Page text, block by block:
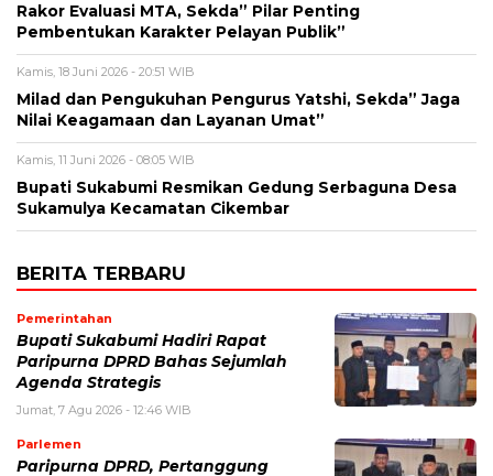
Rakor Evaluasi MTA, Sekda” Pilar Penting
Pembentukan Karakter Pelayan Publik”
Kamis, 18 Juni 2026 - 20:51 WIB
Milad dan Pengukuhan Pengurus Yatshi, Sekda” Jaga
Nilai Keagamaan dan Layanan Umat”
Kamis, 11 Juni 2026 - 08:05 WIB
Bupati Sukabumi Resmikan Gedung Serbaguna Desa
Sukamulya Kecamatan Cikembar
BERITA TERBARU
Pemerintahan
Bupati Sukabumi Hadiri Rapat
Paripurna DPRD Bahas Sejumlah
Agenda Strategis
Jumat, 7 Agu 2026 - 12:46 WIB
Parlemen
Paripurna DPRD, Pertanggung